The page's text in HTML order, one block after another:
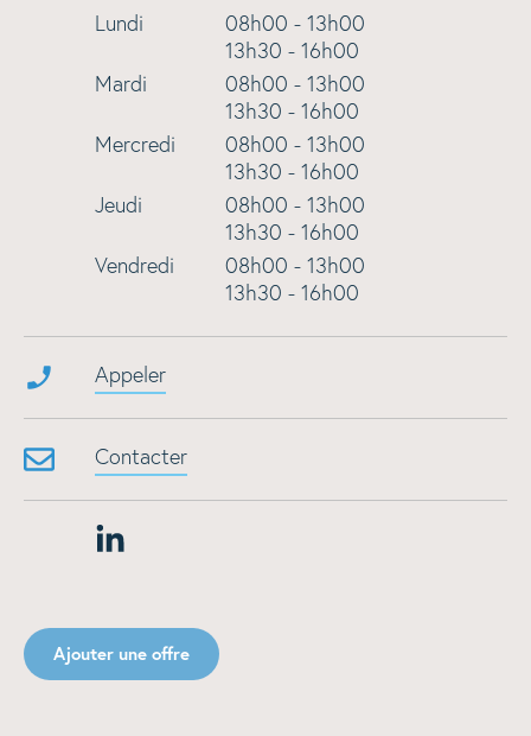
Lundi
08h00 - 13h00
13h30 - 16h00
Mardi
08h00 - 13h00
13h30 - 16h00
Mercredi
08h00 - 13h00
13h30 - 16h00
Jeudi
08h00 - 13h00
13h30 - 16h00
Vendredi
08h00 - 13h00
13h30 - 16h00
Appeler
Contacter
Ajouter une offre